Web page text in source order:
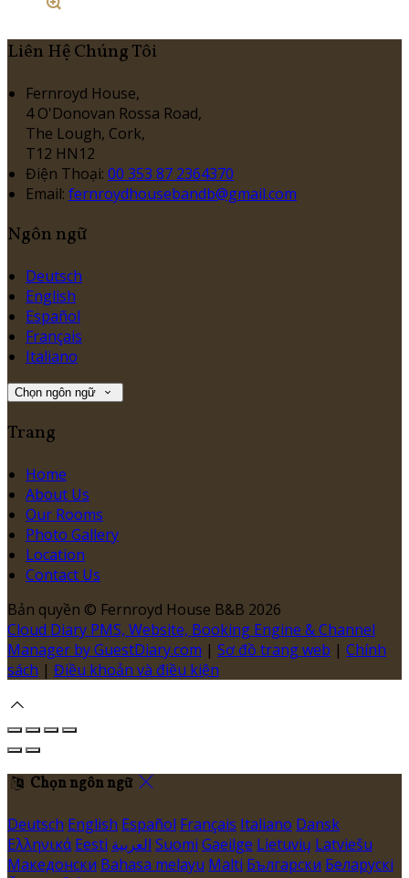
Liên Hệ Chúng Tôi
Fernroyd House,
4 O'Donovan Rossa Road,
The Lough, Cork,
T12 HN12
Điện Thoại: 00 353 87 2364370
Email: fernroydhousebandb@gmail.com
Ngôn ngữ
Deutsch
English
Español
Français
Italiano
Chọn ngôn ngữ
Trang
Home
About Us
Our Rooms
Photo Gallery
Location
Contact Us
Bản quyền © Fernroyd House B&B 2026
Cloud Diary PMS, Website, Booking Engine & Channel
Manager by GuestDiary.com | Sơ đồ trang web | Chính
sách | Điều khoản và điều kiện
Chọn ngôn ngữ
Deutsch English Español Français Italiano Dansk
Ελληνικά Eesti العربية Suomi Gaeilge Lietuvių Latviešu
Македонски Bahasa melayu Malti Български Беларускі